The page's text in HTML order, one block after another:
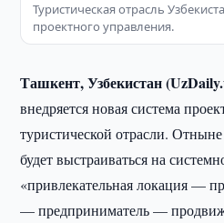
Туристическая отрасль
проектного управления.
Ташкент, Узбекистан
внедряется новая система
туристической отрасли.
будет выстраиваться на
«привлекательная локация —
— предприниматель —